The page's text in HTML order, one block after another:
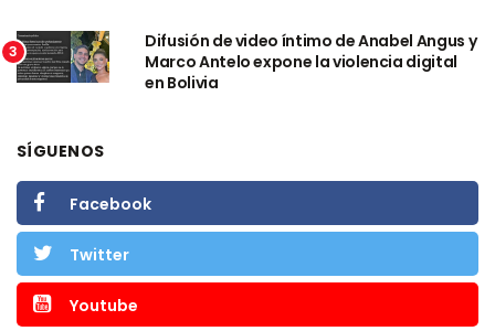
3
Difusión de video íntimo de Anabel Angus y
Marco Antelo expone la violencia digital
en Bolivia
SÍGUENOS
Facebook
Twitter
Youtube